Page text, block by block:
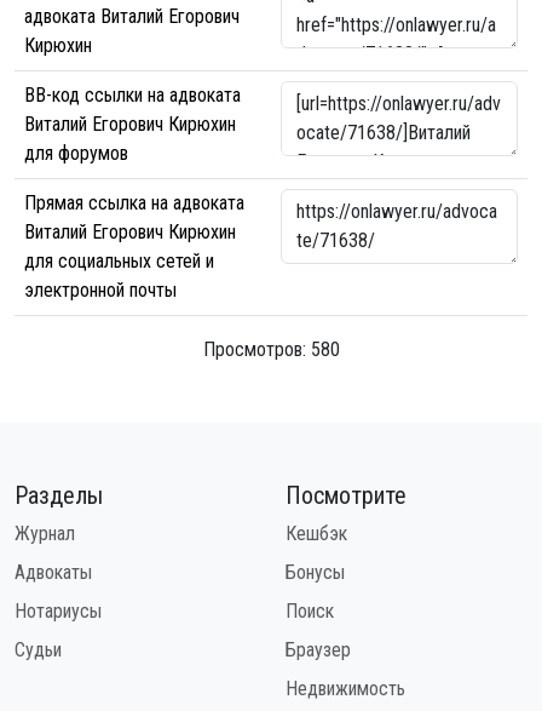
адвоката Виталий Егорович
Кирюхин
BB-код ссылки на адвоката
Виталий Егорович Кирюхин
для форумов
Прямая ссылка на адвоката
Виталий Егорович Кирюхин
для социальных сетей и
электронной почты
Просмотров: 580
Разделы
Журнал
Адвокаты
Нотариусы
Судьи
Посмотрите
Кешбэк
Бонусы
Поиск
Браузер
Недвижимость